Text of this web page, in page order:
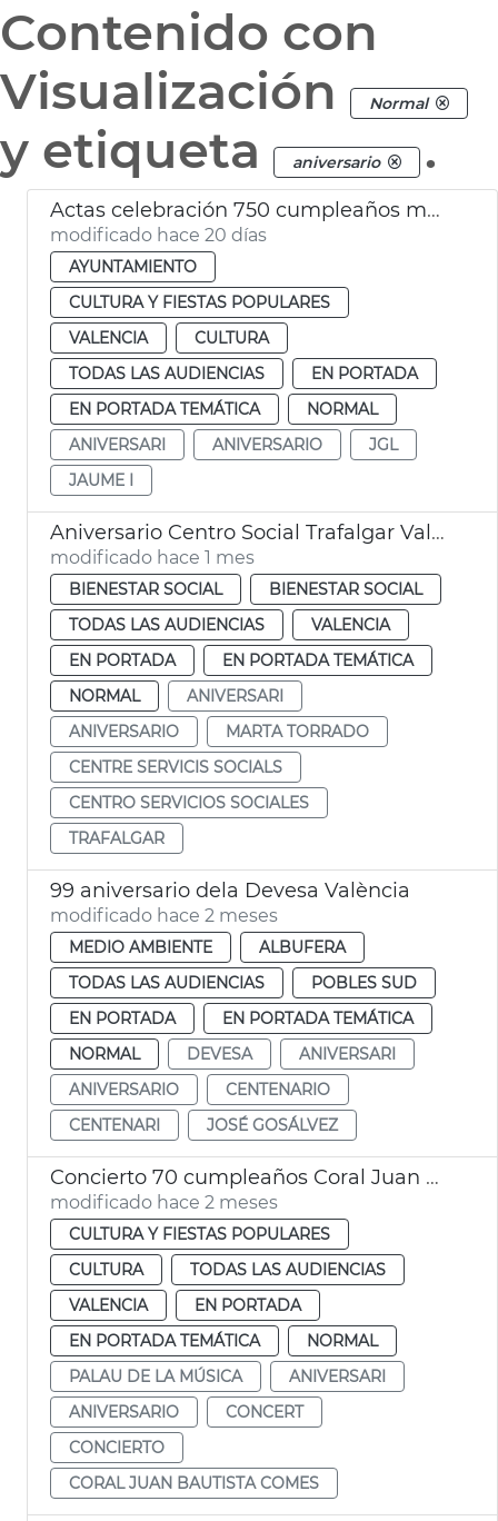
Contenido con
Visualización
Normal
y etiqueta aniversario .
Actas celebración 750 cumpleaños muerto Jaime I València
modificado hace 20 días
AYUNTAMIENTO
CULTURA Y FIESTAS POPULARES
VALENCIA
CULTURA
TODAS LAS AUDIENCIAS
EN PORTADA
EN PORTADA TEMÁTICA
NORMAL
ANIVERSARI
ANIVERSARIO
JGL
JAUME I
Aniversario Centro Social Trafalgar València
modificado hace 1 mes
BIENESTAR SOCIAL
BIENESTAR SOCIAL
TODAS LAS AUDIENCIAS
VALENCIA
EN PORTADA
EN PORTADA TEMÁTICA
NORMAL
ANIVERSARI
ANIVERSARIO
MARTA TORRADO
CENTRE SERVICIS SOCIALS
CENTRO SERVICIOS SOCIALES
TRAFALGAR
99 aniversario dela Devesa València
modificado hace 2 meses
MEDIO AMBIENTE
ALBUFERA
TODAS LAS AUDIENCIAS
POBLES SUD
EN PORTADA
EN PORTADA TEMÁTICA
NORMAL
DEVESA
ANIVERSARI
ANIVERSARIO
CENTENARIO
CENTENARI
JOSÉ GOSÁLVEZ
Concierto 70 cumpleaños Coral Juan Bautista Comes València
modificado hace 2 meses
CULTURA Y FIESTAS POPULARES
CULTURA
TODAS LAS AUDIENCIAS
VALENCIA
EN PORTADA
EN PORTADA TEMÁTICA
NORMAL
PALAU DE LA MÚSICA
ANIVERSARI
ANIVERSARIO
CONCERT
CONCIERTO
CORAL JUAN BAUTISTA COMES